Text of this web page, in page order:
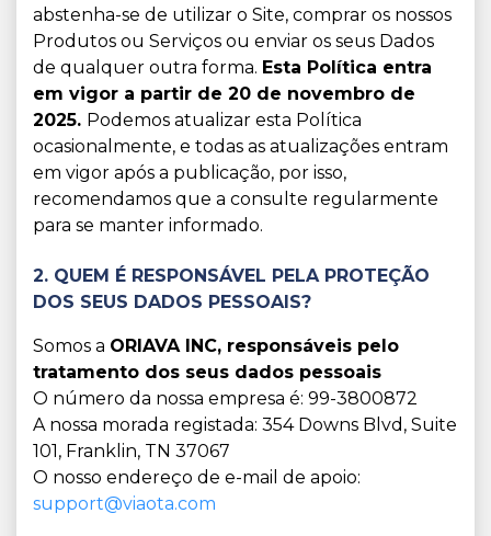
abstenha-se de utilizar o Site, comprar os nossos
Produtos ou Serviços ou enviar os seus Dados
de qualquer outra forma. Esta Política entra
em vigor a partir de 20 de novembro de
2025. Podemos atualizar esta Política
ocasionalmente, e todas as atualizações entram
em vigor após a publicação, por isso,
recomendamos que a consulte regularmente
para se manter informado.
2. QUEM É RESPONSÁVEL PELA PROTEÇÃO
DOS SEUS DADOS PESSOAIS?
Somos a ORIAVA INC, responsáveis pelo
tratamento dos seus dados pessoais
O número da nossa empresa é: 99-3800872
A nossa morada registada: 354 Downs Blvd, Suite
101, Franklin, TN 37067
O nosso endereço de e-mail de apoio:
support@viaota.com